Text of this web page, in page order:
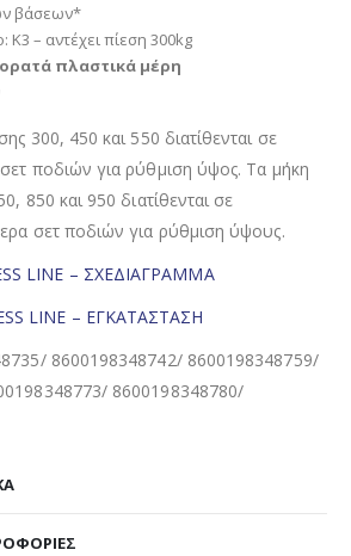
βάσεων*
K3 – αντέχει πίεση 300kg
πλαστικά μέρη
300, 450 και 550 διατίθενται σε
ποδιών για ρύθμιση ύψος. Τα μήκη
850 και 950 διατίθενται σε
σετ ποδιών για ρύθμιση ύψους.
LINE – ΣΧΕΔΙΑΓΡΑΜΜΑ
LINE – ΕΓΚΑΤΑΣΤΑΣΗ
8600198348742/ 8600198348759/
8600198348780/